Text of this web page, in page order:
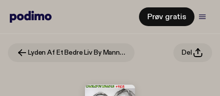
Prøv gratis
Lyden Af Et Bedre Liv By Mannah Del